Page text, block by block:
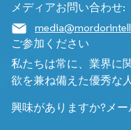
メディアお問い合わせ:
ご参加ください
私たちは常に、業界に
欲を兼ね備えた優秀な
興味がありますか?メー